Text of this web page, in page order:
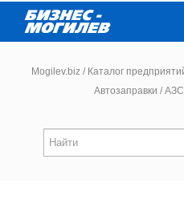
Новости
Mogilev.biz / Каталог
Автозаправки /АЗС